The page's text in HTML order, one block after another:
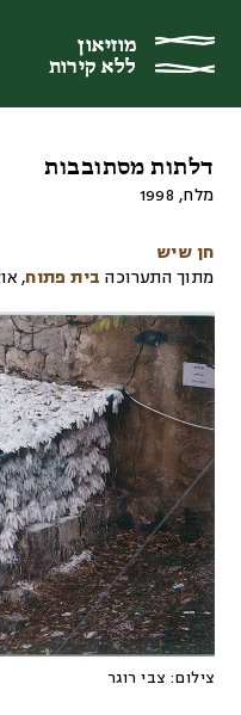
מוזיאון
ללא קירות
מוזיאון
ללא קירות
דלתות מסתובבות
מלח,
1998
חן שיש
מתוך התערוכה בית פתוח,
צילום: צבי רוגר